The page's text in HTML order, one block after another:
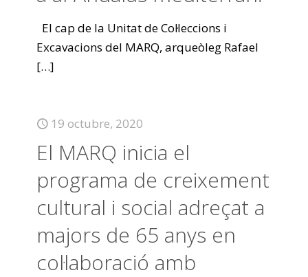
El cap de la Unitat de Col·leccions i
Excavacions del MARQ, arqueòleg Rafael
[…]
19 octubre, 2020
El MARQ inicia el
programa de creixement
cultural i social adreçat a
majors de 65 anys en
col·laboració amb